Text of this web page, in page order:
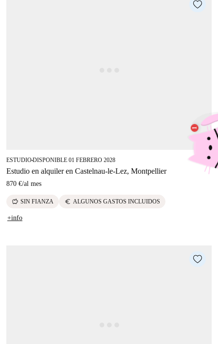
ESTUDIO■DISPONIBLE 01 FEBRERO 2028
Estudio en alquiler en Castelnau-le-Lez, Montpellier
870 €/al mes
savings SIN FIANZA euro ALGUNOS GASTOS INCLUIDOS
+info